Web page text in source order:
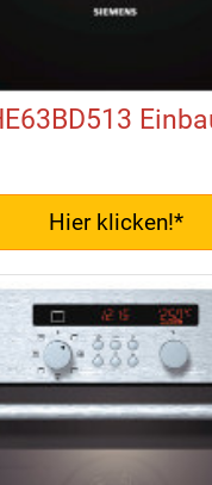
Hier klicken!*